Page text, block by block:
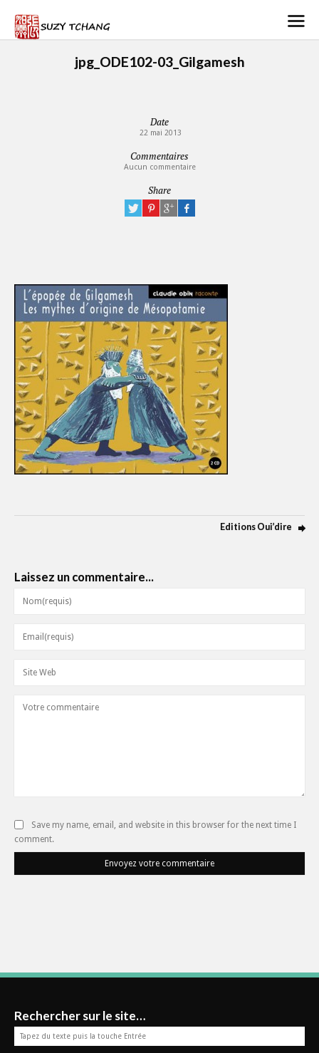
jpg_ODE102-03_Gilgamesh
Date
22 mai 2013
Commentaires
Aucun commentaire
Share
Editions Oui’dire
Laissez un commentaire...
Save my name, email, and website in this browser for the next time I
comment.
Envoyez votre commentaire
Rechercher sur le site…